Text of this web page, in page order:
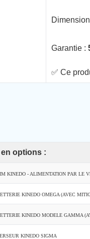
Garantie :
✅ Ce
options :
KINEDO - ALIMENTATION PAR LE
KINEDO OMEGA (AVEC
KINEDO MODELE GAMMA
KINEDO SIGMA